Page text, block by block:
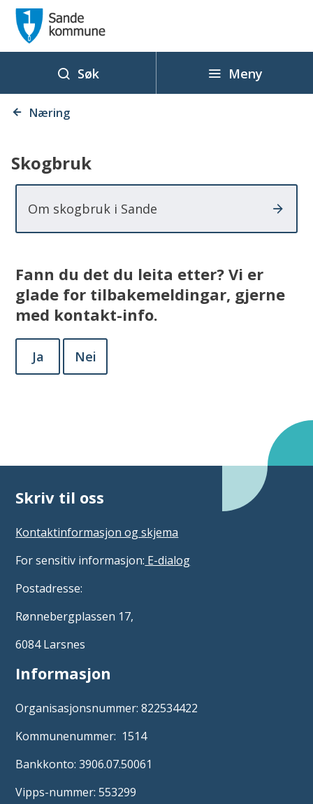
a
n
e
u
n
e
Søk Meny
Du Næring
Skogbruk
Om skogbruk i Sande
Fann du det du leita etter? Vi er
glade for tilbakemeldingar, gjerne
med kontakt-info.
Ja Nei
Skriv til oss
Kontaktinformasjon og skjema
For sensitiv informasjon: E-dialog
Postadresse:
Rønnebergplassen 17,
6084 Larsnes
Informasjon
Organisasjonsnummer: 822534422
Kommunenummer: 1514
Bankkonto: 3906.07.50061
Vipps-nummer: 553299